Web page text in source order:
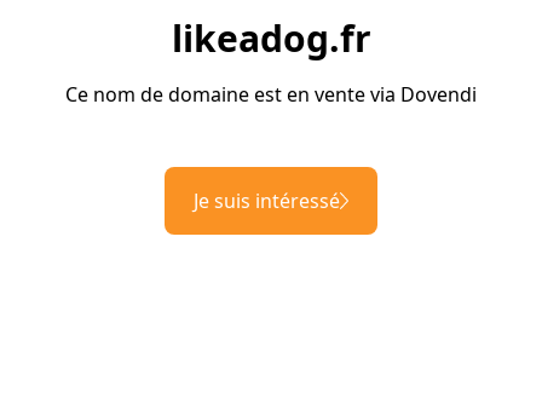
likeadog.fr
Ce nom de domaine est en vente via Dovendi
Je suis intéressé